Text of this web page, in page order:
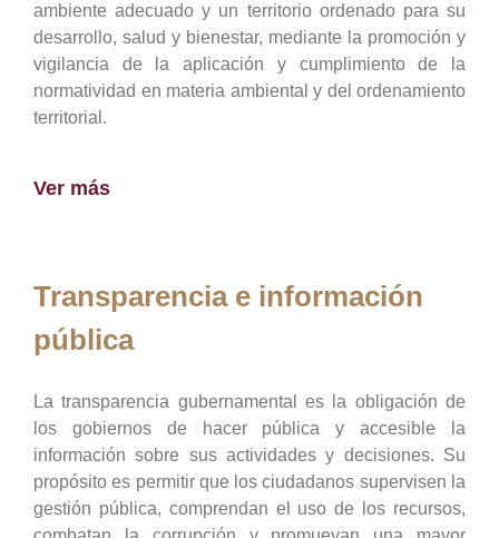
ambiente adecuado y un territorio ordenado para su
desarrollo, salud y bienestar, mediante la promoción y
vigilancia de la aplicación y cumplimiento de la
normatividad en materia ambiental y del ordenamiento
territorial.
Ver más
Transparencia e información
pública
La transparencia gubernamental es la obligación de
los gobiernos de hacer pública y accesible la
información sobre sus actividades y decisiones. Su
propósito es permitir que los ciudadanos supervisen la
gestión pública, comprendan el uso de los recursos,